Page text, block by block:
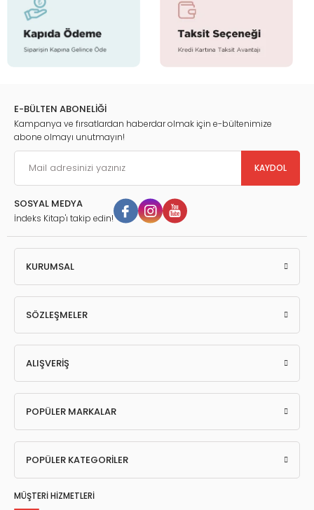
E-BÜLTEN ABONELİĞİ
Kampanya ve fırsatlardan haberdar olmak için e-bültenimize
abone olmayı unutmayın!
KAYDOL
SOSYAL MEDYA
İndeks Kitap'ı takip edin!
KURUMSAL
SÖZLEŞMELER
ALIŞVERİŞ
POPÜLER MARKALAR
POPÜLER KATEGORİLER
MÜŞTERİ HİZMETLERİ